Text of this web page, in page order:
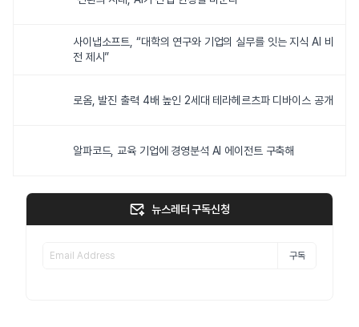
사이냅소프트, “대학의 연구와 기업의 실무를 잇는 지식 AI 비
전 제시”
로옴, 발진 출력 4배 높인 2세대 테라헤르츠파 디바이스 공개
알파코드, 교육 기업에 경영분석 AI 에이전트 구축해
뉴스레터 구독신청
구독